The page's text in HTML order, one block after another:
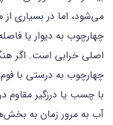
می‌شود، اما در بسیاری
چهارچوب به دیوار یا
اصلی خرابی است. اگر
چهارچوب به‌ درستی با
با چسب یا درزگیر مقاوم
آب به مرور زمان به